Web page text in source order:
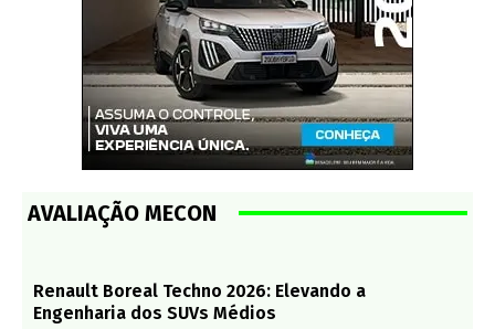
AVALIAÇÃO MECON
Renault Boreal Techno 2026: Elevando a
Engenharia dos SUVs Médios